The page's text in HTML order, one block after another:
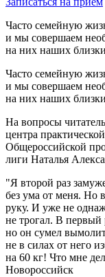
Часто семейную
и мы совершаем
на них наших
Часто семейную
и мы совершаем
на них наших
На вопросы
центра
Общероссийской
лиги Наталья
"Я второй раз
без ума от меня. Но
руку. И уже не
не трогал. В первый
но он сумел
не в силах от него
на 60 кг! Что мне
Новороссийск